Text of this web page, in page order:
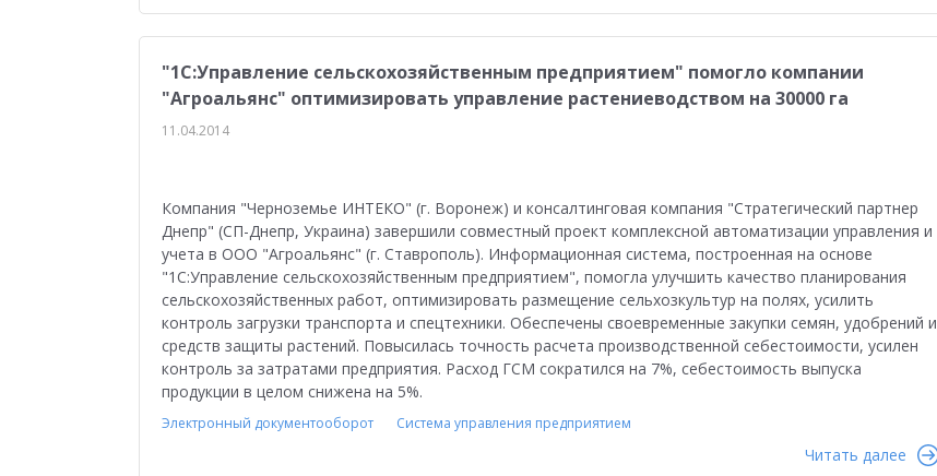
"1С:Управление сельскохозяйственным предприятием" помогло компании
"Агроальянс" оптимизировать управление растениеводством на 30000 га
11.04.2014
Компания "Черноземье ИНТЕКО" (г. Воронеж) и консалтинговая компания "Стратегический партнер
Днепр" (СП-Днепр, Украина) завершили совместный проект комплексной автоматизации управления и
учета в ООО "Агроальянс" (г. Ставрополь). Информационная система, построенная на основе
"1С:Управление сельскохозяйственным предприятием", помогла улучшить качество планирования
сельскохозяйственных работ, оптимизировать размещение сельхозкультур на полях, усилить
контроль загрузки транспорта и спецтехники. Обеспечены своевременные закупки семян, удобрений и
средств защиты растений. Повысилась точность расчета производственной себестоимости, усилен
контроль за затратами предприятия. Расход ГСМ сократился на 7%, себестоимость выпуска
продукции в целом снижена на 5%.
Электронный документооборот Система управления предприятием
Читать далее